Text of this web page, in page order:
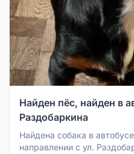
Найден пёс, найден в
Раздобаркина
Найдена собака в
направлении с ул.